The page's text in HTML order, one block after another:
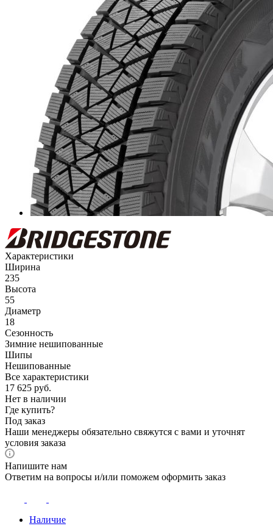
Характеристики
Ширина
235
Высота
55
Диаметр
18
Сезонность
Зимние нешипованные
Шипы
Нешипованные
Все характеристики
17 625 руб.
Нет в наличии
Где купить?
Под заказ
Наши менеджеры обязательно свяжутся с вами и уточнят
условия заказа
Напишите нам
Ответим на вопросы и/или поможем оформить заказ
Наличие